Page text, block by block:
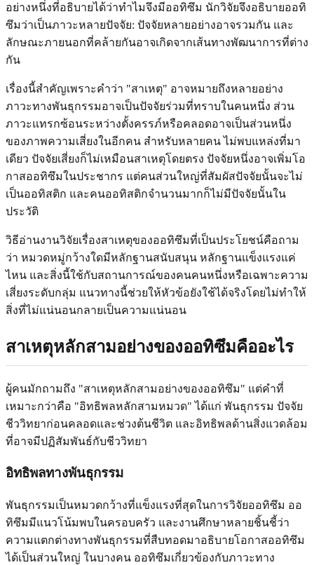
อย่างหนึ่งที่อธิบายได้ว่าทำไมจึงมีออทิซึม นักวิจัยจึงอธิบายออทิ
ซึมว่าเป็นภาวะหลายปัจจัย: ปัจจัยหลายอย่างอาจรวมกัน และ
ลักษณะภายนอกที่คล้ายกันอาจเกิดจากเส้นทางพัฒนาการที่ต่าง
กัน
เรื่องนี้สำคัญเพราะคำว่า "สาเหตุ" อาจหมายถึงหลายอย่าง
ภาวะทางพันธุกรรมอาจเป็นปัจจัยร่วมที่ทราบในคนหนึ่ง ส่วน
ภาวะแทรกซ้อนระหว่างตั้งครรภ์หรือคลอดอาจเป็นส่วนหนึ่ง
ของภาพความเสี่ยงในอีกคน สำหรับหลายคน ไม่พบแหล่งที่มา
เดียว ปัจจัยเสี่ยงก็ไม่เหมือนสาเหตุโดยตรง ปัจจัยหนึ่งอาจเพิ่มโอ
กาสออทิซึมในประชากร แต่คนส่วนใหญ่ที่สัมผัสปัจจัยนั้นจะไม่
เป็นออทิสติก และคนออทิสติกจำนวนมากก็ไม่มีปัจจัยนั้นใน
ประวัติ
วิธีอ่านงานวิจัยเรื่องสาเหตุของออทิซึมที่เป็นประโยชน์คือถาม
ว่า หมวดหมู่กว้างใดมีหลักฐานสนับสนุน หลักฐานแข็งแรงแค่
ไหน และสิ่งนี้ใช้กับสถานการณ์ของคนคนหนึ่งหรือเฉพาะความ
เสี่ยงระดับกลุ่ม แนวทางนี้ช่วยให้หัวข้อยังใช้ได้จริงโดยไม่ทำให้
สิ่งที่ไม่แน่นอนกลายเป็นความแน่นอน
สาเหตุหลักสามอย่างของออทิซึมคืออะไร
ผู้คนมักถามถึง "สาเหตุหลักสามอย่างของออทิซึม" แต่คำที่
เหมาะกว่าคือ "อิทธิพลหลักสามหมวด" ได้แก่ พันธุกรรม ปัจจัย
ชีววิทยาก่อนคลอดและช่วงต้นชีวิต และอิทธิพลด้านสิ่งแวดล้อม
ที่อาจมีปฏิสัมพันธ์กับชีววิทยา
อิทธิพลทางพันธุกรรม
พันธุกรรมเป็นหมวดกว้างที่แข็งแรงที่สุดในการวิจัยออทิซึม ออ
ทิซึมมีแนวโน้มพบในครอบครัว และงานศึกษาหลายชิ้นชี้ว่า
ความแตกต่างทางพันธุกรรมที่สืบทอดมาอธิบายโอกาสออทิซึม
ได้เป็นส่วนใหญ่ ในบางคน ออทิซึมเกี่ยวข้องกับภาวะทาง